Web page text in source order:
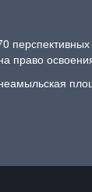
право